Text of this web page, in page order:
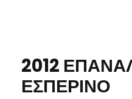
2012
ΕΣΠΕΡΙΝΟ